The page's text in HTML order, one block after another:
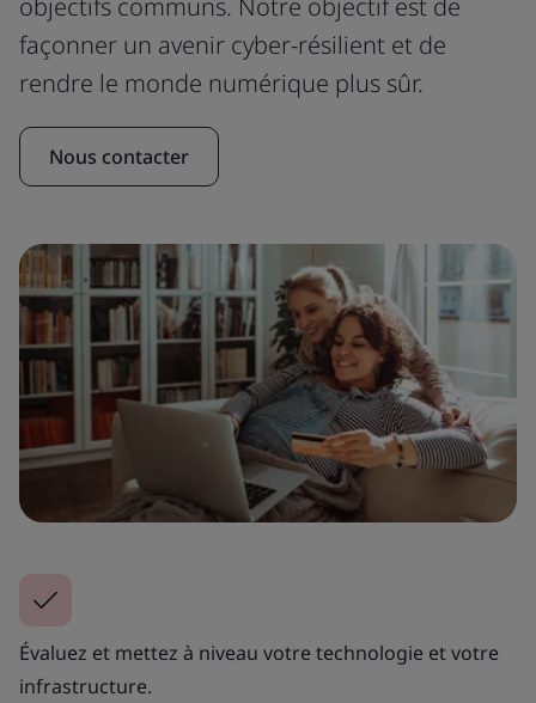
façonner un avenir cyber-résilient et de
rendre le monde numérique plus sûr.
Nous contacter
Évaluez et mettez à niveau votre technologie et votre
infrastructure.